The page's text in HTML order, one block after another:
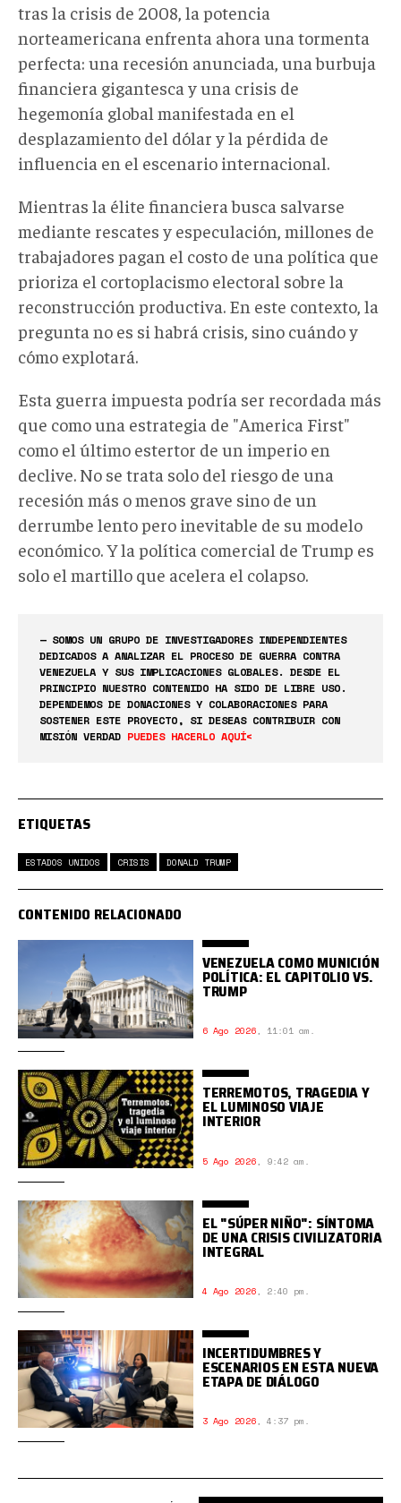
tras la crisis de 2008, la potencia
norteamericana enfrenta ahora una tormenta
perfecta: una recesión anunciada, una burbuja
financiera gigantesca y una crisis de
hegemonía global manifestada en el
desplazamiento del dólar y la pérdida de
influencia en el escenario internacional.
Mientras la élite financiera busca salvarse
mediante rescates y especulación, millones de
trabajadores pagan el costo de una política que
prioriza el cortoplacismo electoral sobre la
reconstrucción productiva. En este contexto, la
pregunta no es si habrá crisis, sino cuándo y
cómo explotará.
Esta guerra impuesta podría ser recordada más
que como una estrategia de "America First"
como el último estertor de un imperio en
declive. No se trata solo del riesgo de una
recesión más o menos grave sino de un
derrumbe lento pero inevitable de su modelo
económico. Y la política comercial de Trump es
solo el martillo que acelera el colapso.
— SOMOS UN GRUPO DE INVESTIGADORES INDEPENDIENTES
DEDICADOS A ANALIZAR EL PROCESO DE GUERRA CONTRA
VENEZUELA Y SUS IMPLICACIONES GLOBALES. DESDE EL
PRINCIPIO NUESTRO CONTENIDO HA SIDO DE LIBRE USO.
DEPENDEMOS DE DONACIONES Y COLABORACIONES PARA
SOSTENER ESTE PROYECTO, SI DESEAS CONTRIBUIR CON
MISIÓN VERDAD PUEDES HACERLO AQUÍ<
ETIQUETAS
ESTADOS UNIDOS CRISIS DONALD TRUMP
CONTENIDO RELACIONADO
VENEZUELA COMO MUNICIÓN
POLÍTICA: EL CAPITOLIO VS.
TRUMP
6 Ago 2026, 11:01 am.
TERREMOTOS, TRAGEDIA Y
EL LUMINOSO VIAJE
INTERIOR
5 Ago 2026, 9:42 am.
EL "SÚPER NIÑO": SÍNTOMA
DE UNA CRISIS CIVILIZATORIA
INTEGRAL
4 Ago 2026, 2:40 pm.
INCERTIDUMBRES Y
ESCENARIOS EN ESTA NUEVA
ETAPA DE DIÁLOGO
3 Ago 2026, 4:37 pm.